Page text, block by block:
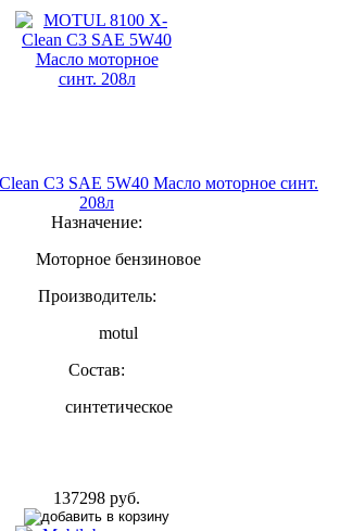
C3 SAE 5W40 Масло моторное синт.
208л
Назначение:
Моторное бензиновое
Производитель:
motul
Состав:
синтетическое
137298 руб.